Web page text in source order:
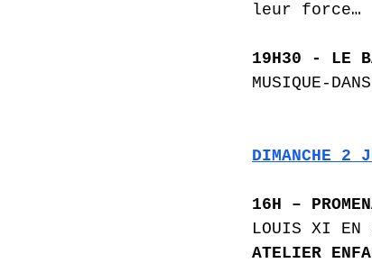
leur force…
19H30 - LE
MUSIQUE-
DIMANCHE 2
16H –
LOUIS XI EN
ATELIER